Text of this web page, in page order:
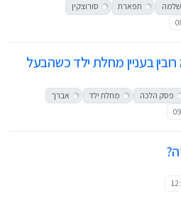
תפארת
סורוצקין
בעניין מחלת ילד כשהבעל
פסק הלכה מחלת ילד
אברך